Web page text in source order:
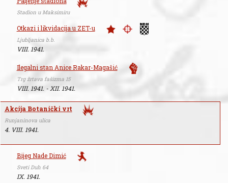
Stadion u Maksimiru
Otkazi i likvidacija u ZET-u
Ljubljanica b.b.
VIII. 1941.
Ilegalni stan Anice Rakar-Magašić
Trg žrtava fašizma 15
VIII. 1941. - XII. 1941.
Akcija Botanički vrt
Runjaninova ulica
4. VIII. 1941.
Bijeg Nade Dimić
Sveti Duh 64
IX. 1941.